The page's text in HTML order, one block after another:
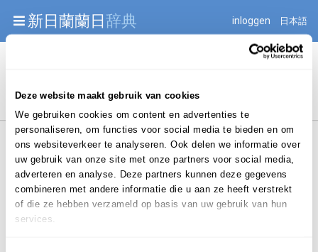
Deze website maakt gebruik van cookies
We gebruiken cookies om content en advertenties te
personaliseren, om functies voor social media te bieden en om
ons websiteverkeer te analyseren. Ook delen we informatie over
uw gebruik van onze site met onze partners voor social media,
adverteren en analyse. Deze partners kunnen deze gegevens
combineren met andere informatie die u aan ze heeft verstrekt
of die ze hebben verzameld op basis van uw gebruik van hun
services.
Warning: Undefined array key "jnnjuid" in
/mnt/web216/d2/76/52236976/htdocs/jnnj-prod/search.php
新日蘭蘭日辞典 inloggen 日本語
Login om te bewerken ...